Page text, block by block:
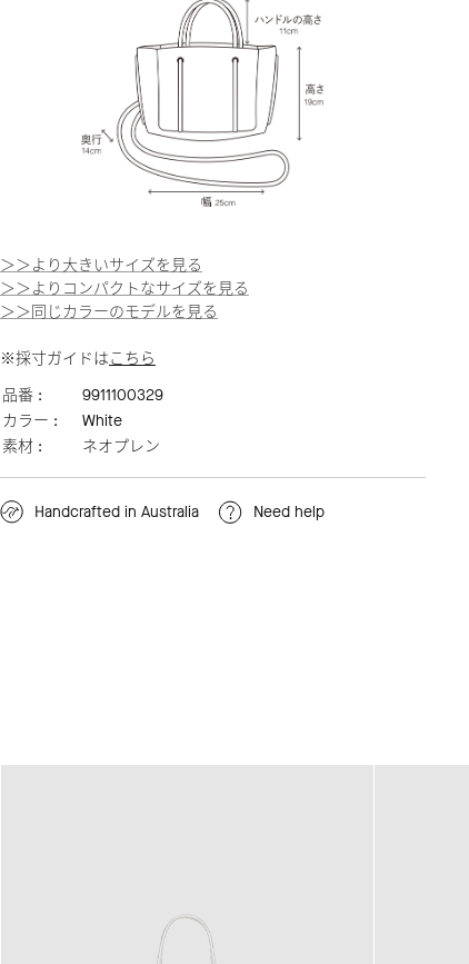
＞＞より大きいサイズを見る
＞＞よりコンパクトなサイズを見る
＞＞同じカラーのモデルを見る
※採寸ガイドはこちら
品番 :
9911100329
カラー :
White
素材 :
ネオプレン
Handcrafted in Australia Need help